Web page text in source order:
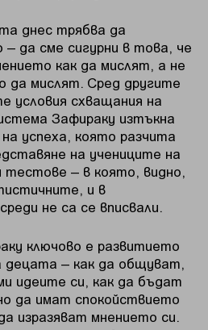
днес трябва да
да сме сигурни в това, че
как да мислят, а не
да мислят. Сред другите
условия схващания на
Зафираку изтъкна
успеха, която разчита
на учениците на
тестове – в която, видно,
и в
не са се вписвали.
ключово е развитието
децата – как да общуват,
идеите си, как да бъдат
да имат спокойствието
изразяват мнението си.